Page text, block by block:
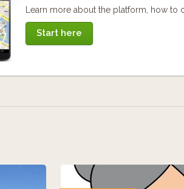
Learn more about the platform, how
Start here